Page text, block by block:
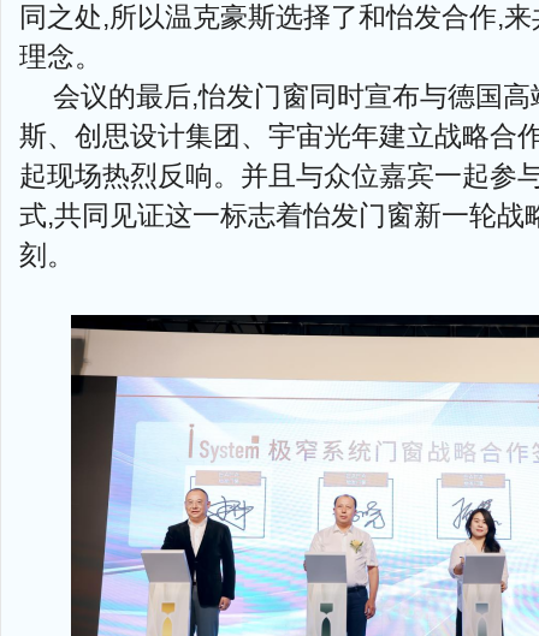
同之处,所以温克豪斯选择了和怡发合作,
理念。
会议的最后,怡发门窗同时宣布与德国
斯、创思设计集团、宇宙光年建立战略合
起现场热烈反响。并且与众位嘉宾一起参
式,共同见证这一标志着怡发门窗新一轮战
刻。